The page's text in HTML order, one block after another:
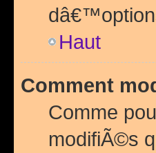
Haut
Comment
Comme
modifiÃ©s